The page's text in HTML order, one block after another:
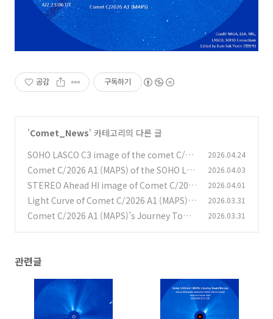
공감 구독하기
'Comet_News' 카테고리의 다른 글
SOHO LASCO C3 image of the comet C/20
25 R3 (PANSTARRS) C/2025 R3 혜성의 SOH
O LASCO C3 사진 (0)
2026.04.24
Comet C/2026 A1 (MAPS) of the SOHO LAS
CO C3 SOHO LASCO C3에 촬영된 C/2026 A1
혜성
(0)
2026.04.03
STEREO Ahead HI image of Comet C/202
6 A1 (MAPS) C/2026 A1 (MAPS) 혜성의 STE
REO Ahead HI 이미지 (0)
2026.04.01
Light Curve of Comet C/2026 A1 (MAPS)
C/2026 A1 (맵스) 혜성의 광도 곡선 (0)
2026.03.31
Comet C/2026 A1 (MAPS)’s Journey Towa
2026.03.31
관련글